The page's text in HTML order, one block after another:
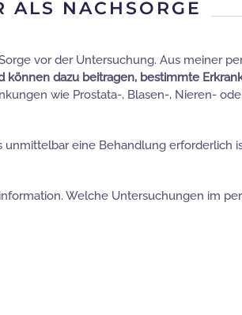
ALS NACHSORGE
vor der Untersuchung. Aus meiner
dazu beitragen, bestimmte
wie Prostata-, Blasen-, Nieren-
eine Behandlung erforderlich
Welche Untersuchungen im